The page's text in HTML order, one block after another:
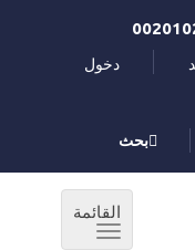
دخول
بحث
القائمة
Toggle